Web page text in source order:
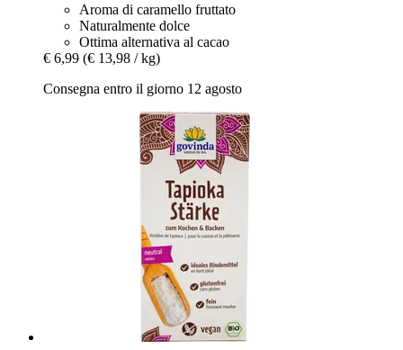
Aroma di caramello fruttato
Naturalmente dolce
Ottima alternativa al cacao
€ 6,99 (€ 13,98 / kg)
Consegna entro il giorno 12 agosto